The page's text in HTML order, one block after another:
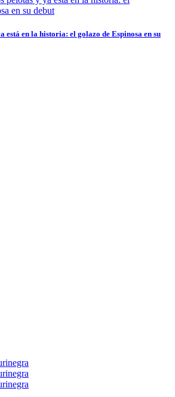
está en la historia: el golazo de Espinosa en su